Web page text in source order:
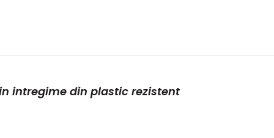
intregime din plastic rezistent